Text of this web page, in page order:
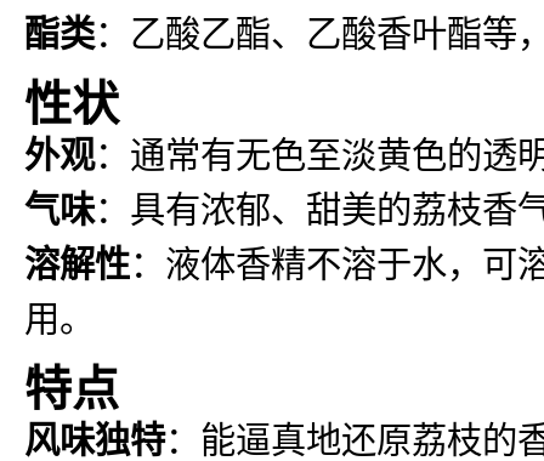
酯类：乙酸乙酯、乙酸香叶酯等
性状
外观：通常有无色至淡黄色的透
气味：具有浓郁、甜美的荔枝香
溶解性：液体香精不溶于水，可
用。
特点
风味独特：能逼真地还原荔枝的